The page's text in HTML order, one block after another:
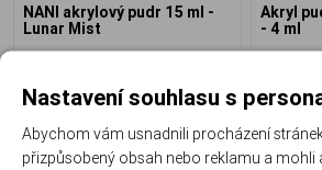
NANI akrylový pudr 15 ml -
Lunar Mist
0%
149 Kč
Akryl
- 4 ml
Nastavení souhlasu s
Abychom vám usnadnili procházení
přizpůsobený obsah nebo reklamu a mohli